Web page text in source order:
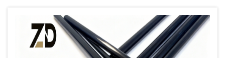
pagganap. Sa bilang ng mga
pinakarebolusyonaryong materyales na
binabago ang ...